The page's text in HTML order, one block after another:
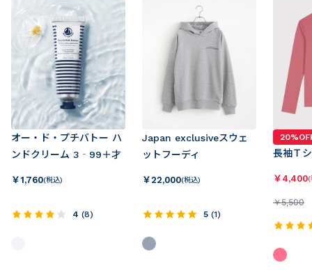
オー・ド・プチバトー ハ
ンドクリーム 3‐99＋才
￥1,760(税込)
4 (8)
Japan exclusiveスウェ
ットフーディ
￥22,000(税込)
5 (1)
長袖Ｔ
￥ 4,400(
￥5,500